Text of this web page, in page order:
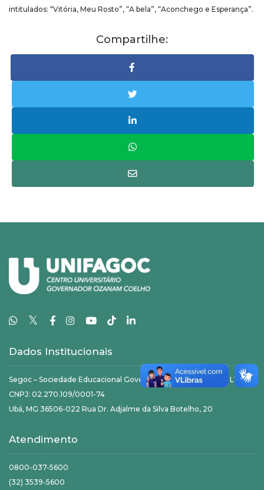
intitulados: “Vitória, Meu Rosto”, “A bela”, “Aconchego e Esperança”.
Compartilhe:
𝕏
Dados Institucionais
Segoc – Sociedade Educacional Governador Ozanam Coelho LTDA
CNPJ: 02.270.109/0001-74
Ubá, MG 36506-022 Rua Dr. Adjalme da Silva Botelho, 20
Atendimento
0800-037-5600
(32) 3539-5600